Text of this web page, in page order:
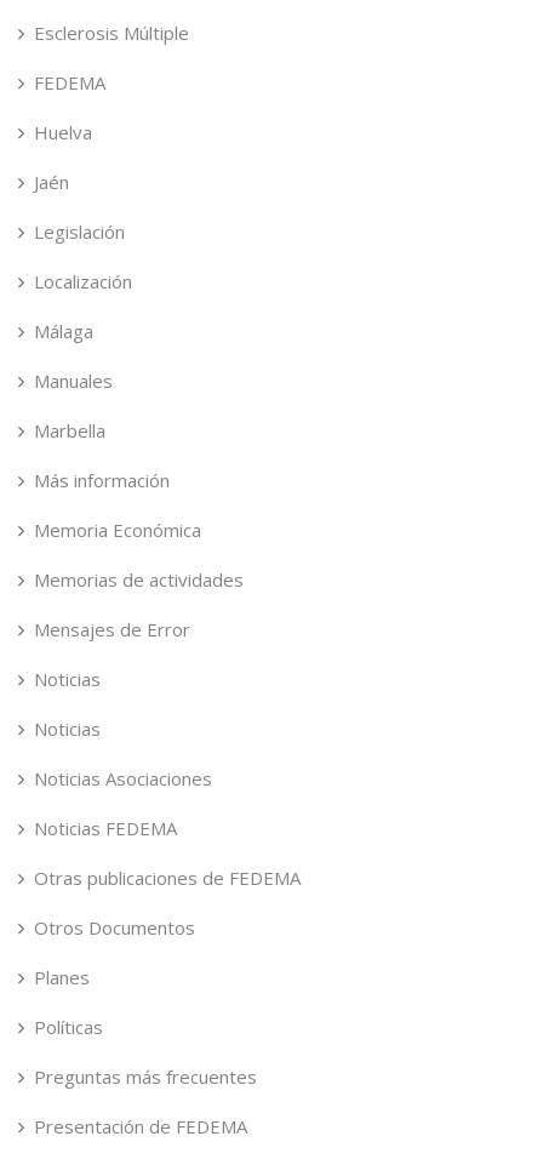
Esclerosis Múltiple
FEDEMA
Huelva
Jaén
Legislación
Localización
Málaga
Manuales
Marbella
Más información
Memoria Económica
Memorias de actividades
Mensajes de Error
Noticias
Noticias
Noticias Asociaciones
Noticias FEDEMA
Otras publicaciones de FEDEMA
Otros Documentos
Planes
Políticas
Preguntas más frecuentes
Presentación de FEDEMA